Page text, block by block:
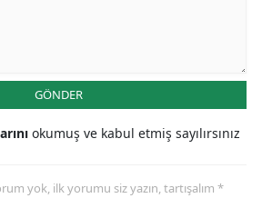
GÖNDER
okumuş ve kabul etmiş sayılırsınız
yok, ilk yorumu siz yazın, tartışalım *